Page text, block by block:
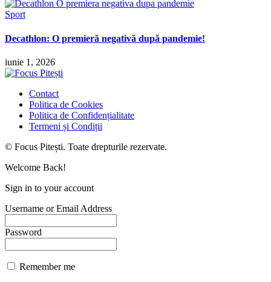
Sport
Decathlon: O premieră negativă după pandemie!
iunie 1, 2026
Contact
Politica de Cookies
Politica de Confidențialitate
Termeni și Condiții
© Focus Pitești. Toate drepturile rezervate.
Welcome Back!
Sign in to your account
Username or Email Address
Password
Remember me